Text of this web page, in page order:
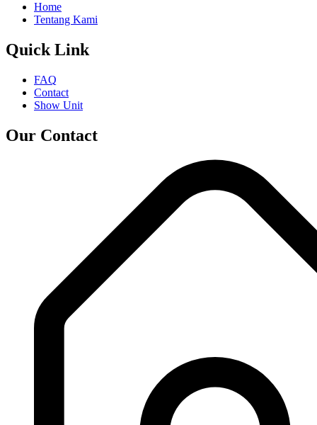
Home
Tentang Kami
Quick Link
FAQ
Contact
Show Unit
Our Contact